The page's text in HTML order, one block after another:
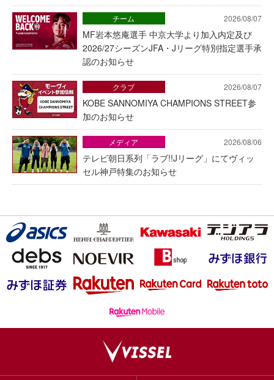
2026/08/07
MF岩本悠庵選手 中京大学より加入内定及び
2026/27シーズンJFA・Jリーグ特別指定選手承
認のお知らせ
チーム
2026/08/07
KOBE SANNOMIYA CHAMPIONS STREET参
加のお知らせ
クラブ
2026/08/06
テレビ朝日系列「ラブ!!Jリーグ」にてヴィッ
セル神戸特集のお知らせ
メディア